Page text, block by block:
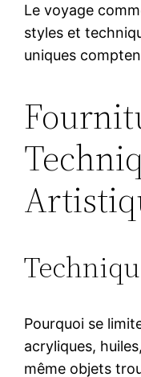
Le voyage
styles et
uniques
Pourquoi se
acryliques,
même objets